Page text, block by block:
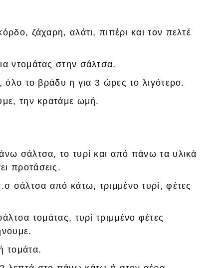
ζάχαρη, αλάτι, πιπέρι και τον πελτέ
ντομάτας στην σάλτσα.
όλο το βράδυ η για 3 ώρες το λιγότερo.
την κρατάμε ωμή.
σάλτσα, το τυρί και από πάνω τα υλικά
προτάσεις.
σάλτσα από κάτω, τριμμένο τυρί, φέτες
τομάτας, τυρί τριμμένο φέτες
τομάτα.